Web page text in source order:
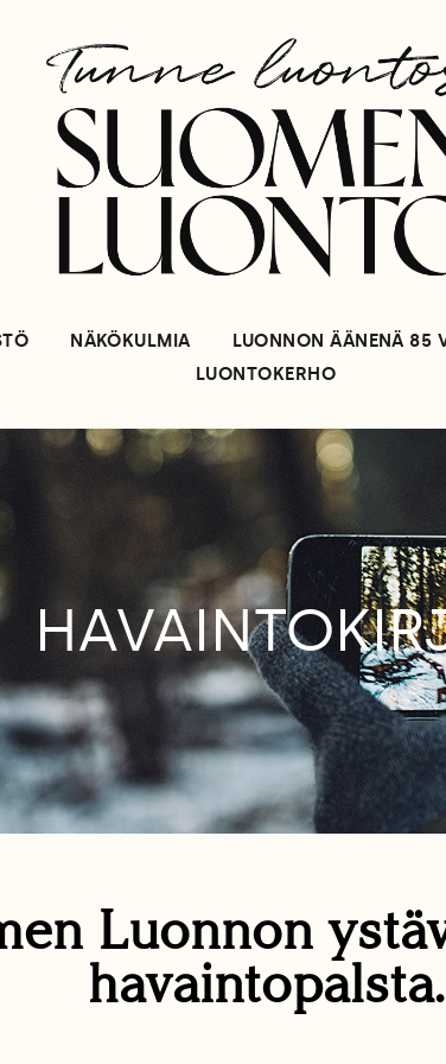
NÄKÖKULMIA LUONNON ÄÄNENÄ 85
LUONTOKERHO
Luonnon
havaintopalsta.